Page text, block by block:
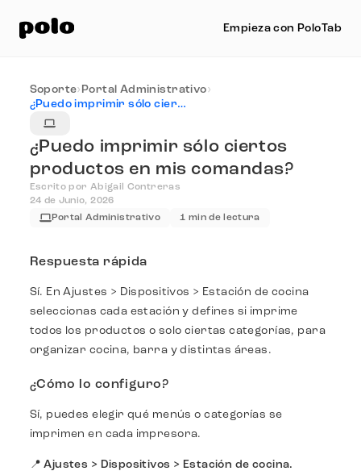
Empieza con PoloTab
Soporte› Portal Administrativo›
¿Puedo imprimir sólo ciertos productos en mis comandas?
¿Puedo imprimir sólo ciertos
productos en mis comandas?
Escrito por Abigail Contreras
24 de Junio, 2026
Portal Administrativo
1 min de lectura
Respuesta rápida
Sí. En Ajustes > Dispositivos > Estación de cocina
seleccionas cada estación y defines si imprime
todos los productos o solo ciertas categorías, para
organizar cocina, barra y distintas áreas.
¿Cómo lo configuro?
Sí, puedes elegir qué menús o categorías se
imprimen en cada impresora.
📍Ajustes > Dispositivos > Estación de cocina.